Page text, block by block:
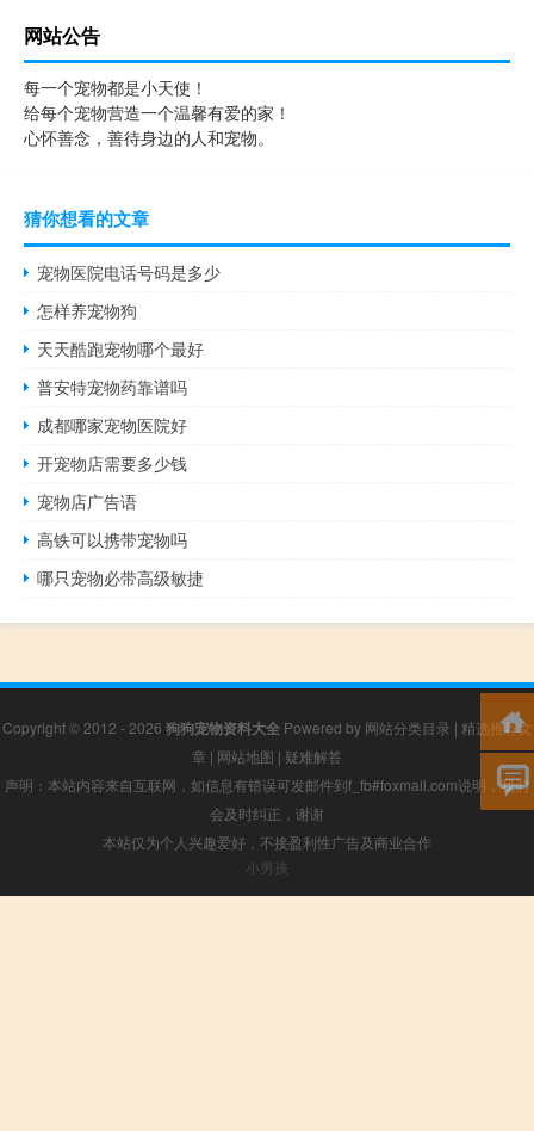
网站公告
每一个宠物都是小天使！
给每个宠物营造一个温馨有爱的家！
心怀善念，善待身边的人和宠物。
猜你想看的文章
宠物医院电话号码是多少
怎样养宠物狗
天天酷跑宠物哪个最好
普安特宠物药靠谱吗
成都哪家宠物医院好
开宠物店需要多少钱
宠物店广告语
高铁可以携带宠物吗
哪只宠物必带高级敏捷
Copyright © 2012 - 2026 狗狗宠物资料大全Powered by 网站分类目录 | 精选推荐文
章 | 网站地图 | 疑难解答
声明：本站内容来自互联网，如信息有错误可发邮件到f_fb#foxmail.com说明，我们
会及时纠正，谢谢
本站仅为个人兴趣爱好，不接盈利性广告及商业合作
小男孩